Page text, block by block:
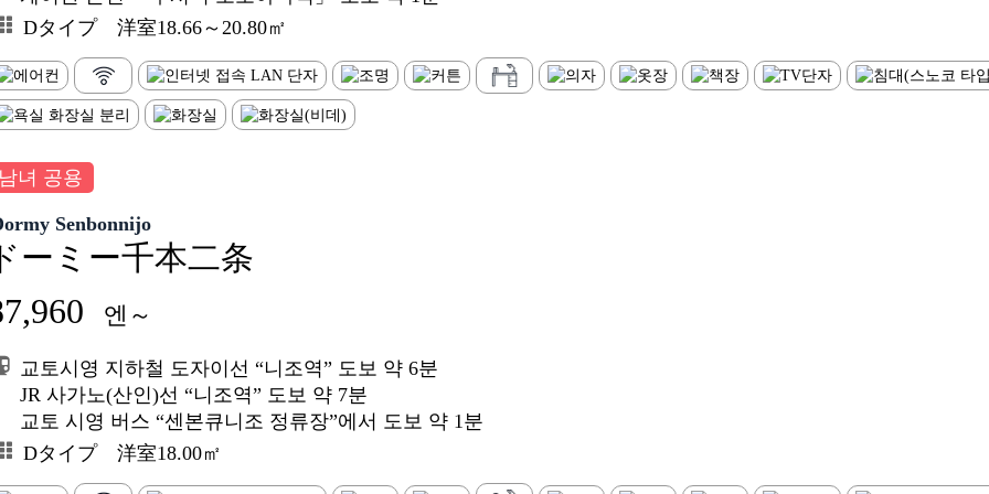
Dタイプ 洋室18.66～20.80㎡
녀 공용
Senbonnijo
ーミー千本二条
엔～
교토시영 지하철 도자이선 “니조역” 도보 약 6분
JR 사가노(산인)선 “니조역” 도보 약 7분
교토 시영 버스 “센본큐니조 정류장”에서 도보 약 1분
Dタイプ 洋室18.00㎡